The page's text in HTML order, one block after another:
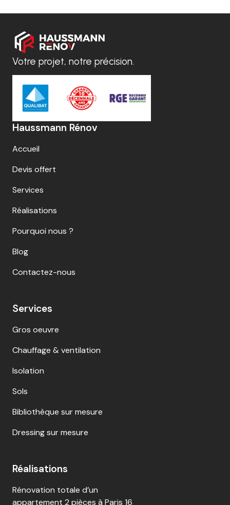
Votre projet, notre précision.
Haussmann Rénov
Accueil
Devis offert
Services
Réalisations
Pourquoi nous ?
Blog
Contactez-nous
Services
Gros oeuvre
Chauffage & ventilation
Isolation
Sols
Bibliothèque sur mesure
Dressing sur mesure
Réalisations
Rénovation totale d’un
appartement 2 pièces à Paris 16